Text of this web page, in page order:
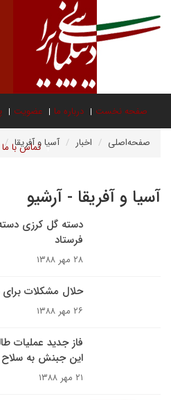
صفحه نخست درباره ما عضویت
تماس با ما صفحه‌اصلی اخبار آسیا و آفریقا
آسیا و آفریقا - آرشیو
دسته گل کرزی
فرستاد
۲۸ مهر ۱۳۸۸
حلال مشکلات برای
۲۶ مهر ۱۳۸۸
فاز جديد عمليات
اين جبنش به
۲۱ مهر ۱۳۸۸